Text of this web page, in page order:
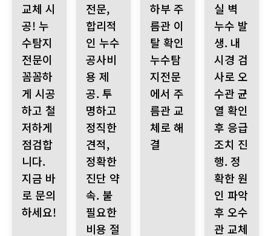
교체 시
공! 누
수탐지
전문이
꼼꼼하
게 시공
하고 철
저하게
점검합
니다.
지금 바
로 문의
하세요!
전문,
합리적
인 누수
공사비
용 제
공. 투
명하고
정직한
견적,
정확한
진단 약
속. 불
필요한
비용 절
하부 주
름관 이
탈 확인
누수탐
지전문
에서 주
름관 교
체로 해
결
실 벽
누수 발
생. 내
시경 검
사로 오
수관 균
열 확인
후 응급
조치 진
행. 정
확한 원
인 파악
후 오수
관 교체